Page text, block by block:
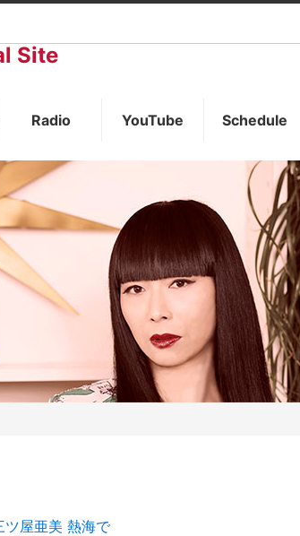
Site
Radio YouTube Schedule
ツ屋亜美 熱海で